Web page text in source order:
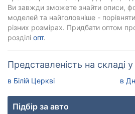
Ви завжди зможете знайти описи,
моделей та найголовніше -
різних розмірах. Придбати оптом
розділі опт.
Представленість на складі у
в Білій Церкві в
Підбір за авто